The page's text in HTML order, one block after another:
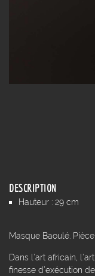
DESCRIPTION
Hauteur : 29 cm
Masque Baoulé.
Dans l’art africain,
finesse d’exécution